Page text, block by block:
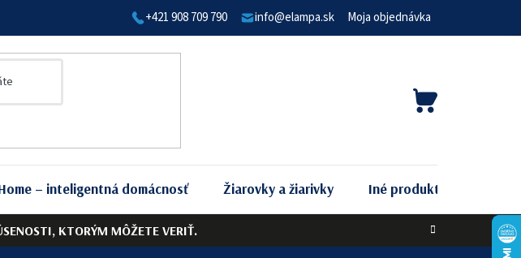
KTORÝM MÔŽETE VERIŤ.
+421 908 709 790 info@elampa.sk Moja objednávka
NÁKUPNÝ
KOŠÍK
– inteligentná domácnosť Žiarovky a žiarivky Iné produkty